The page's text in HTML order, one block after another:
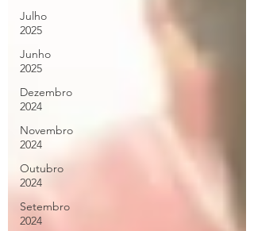
Julho
2025
Junho
2025
Dezembro
2024
Novembro
2024
Outubro
2024
Setembro
2024